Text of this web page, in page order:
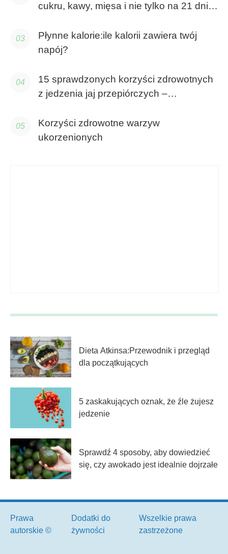
cukru, kawy, mięsa i nie tylko na 21 dni.
Płynne kalorie:ile kalorii zawiera twój
napój?
15 sprawdzonych korzyści zdrowotnych
z jedzenia jaj przepiórczych –
Korzyści zdrowotne warzyw
ukorzenionych
Dieta Atkinsa:Przewodnik i przegląd
dla początkujących
5 zaskakujących oznak, że źle żujesz
jedzenie
Sprawdź 4 sposoby, aby dowiedzieć
się, czy awokado jest idealnie dojrzałe
Prawa
autorskie ©
Dodatki do
żywności
Wszelkie prawa
zastrzeżone